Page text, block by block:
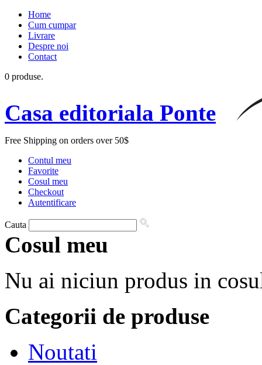
Home
Cum cumpar
Livrare
Despre noi
Contact
0 produse.
Casa editoriala Ponte
Free Shipping on orders over 50$
Contul meu
Favorite
Cosul meu
Checkout
Autentificare
Cauta
Cosul meu
Nu ai niciun produs in
Categorii de produse
Noutati